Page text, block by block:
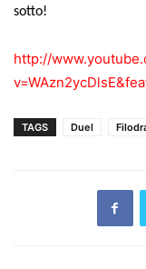
sotto!
http://
TAGS Duel